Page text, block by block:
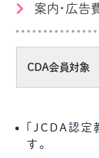
案内・広告
CDA会員対象
「JCDA認定
す。